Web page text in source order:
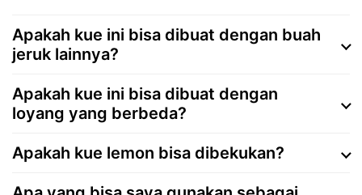
Apakah kue ini bisa dibuat dengan buah
jeruk lainnya?
Apakah kue ini bisa dibuat dengan
loyang yang berbeda?
Apakah kue lemon bisa dibekukan?